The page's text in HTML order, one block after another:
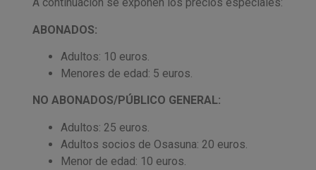
ABONADOS:
Adultos: 10 euros.
Menores de edad: 5 euros.
NO ABONADOS/PÚBLICO GENERAL:
Adultos: 25 euros.
Adultos socios de Osasuna: 20 euros.
Menor de edad: 10 euros.